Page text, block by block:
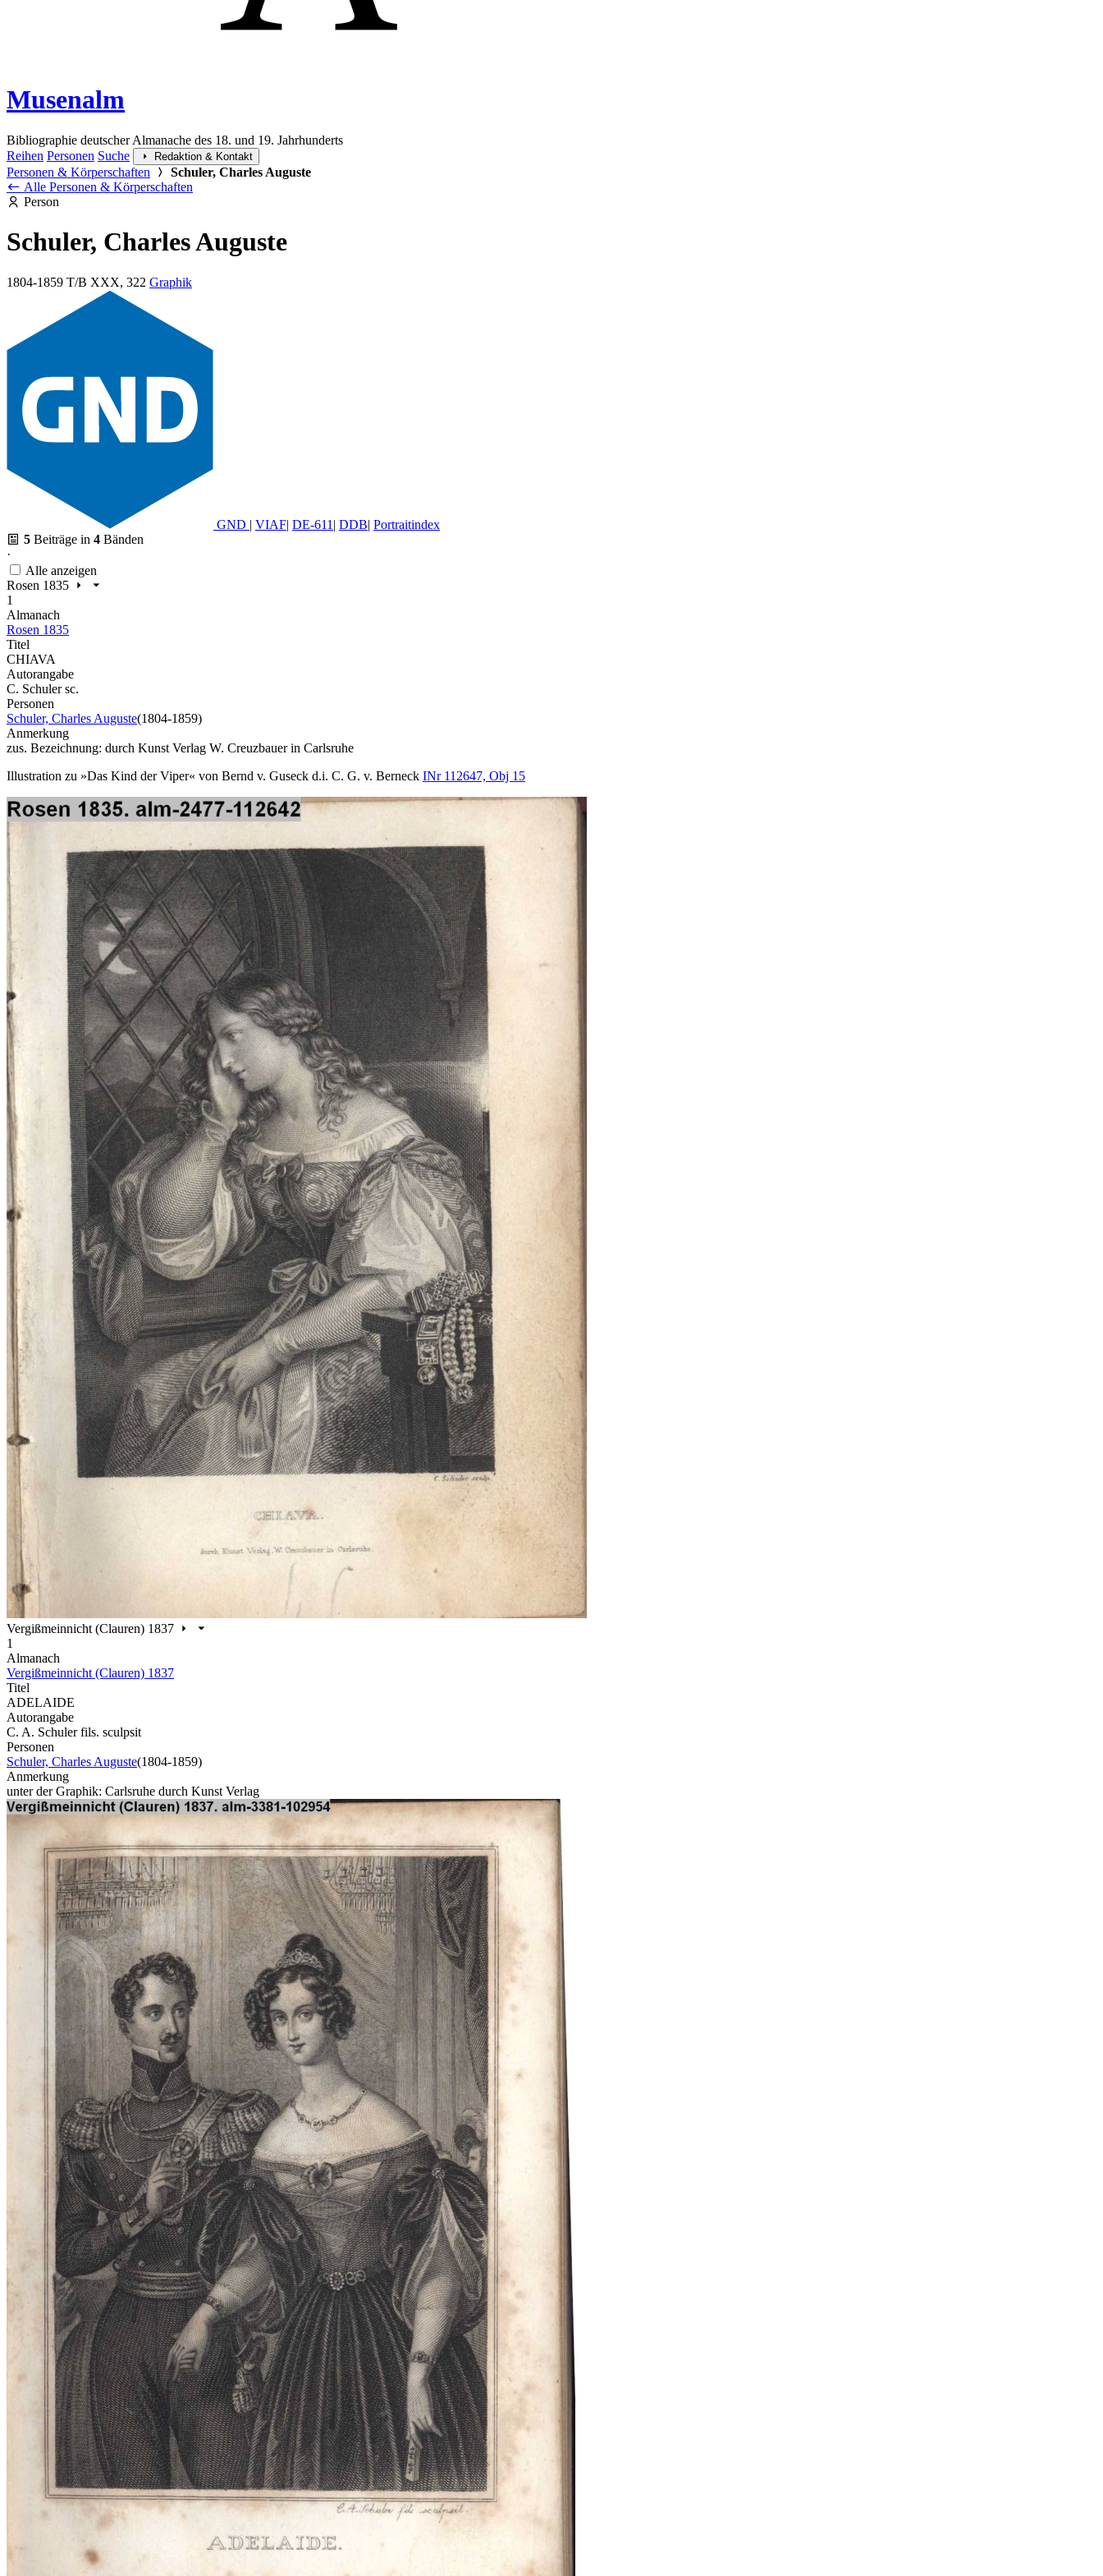
Musenalm
Bibliographie deutscher Almanache des 18. und 19. Jahrhunderts
Reihen Personen Suche Redaktion & Kontakt
Personen & Körperschaften
Schuler, Charles Auguste
Alle Personen & Körperschaften
Person
Schuler, Charles Auguste
1804-1859 T/B XXX, 322 Graphik
GND | VIAF| DE-611 | DDB| Portraitindex
5 Beiträge in 4 Bänden
·
Alle anzeigen
Rosen 1835
1
Almanach
Rosen 1835
Titel
CHIAVA
Autorangabe
C. Schuler sc.
Personen
Schuler, Charles Auguste(1804-1859)
Anmerkung
zus. Bezeichnung: durch Kunst Verlag W. Creuzbauer in Carlsruhe
Illustration zu »Das Kind der Viper« von Bernd v. Guseck d.i. C. G. v. Berneck INr 112647, Obj 15
Vergißmeinnicht (Clauren) 1837
1
Almanach
Vergißmeinnicht (Clauren) 1837
Titel
ADELAIDE
Autorangabe
C. A. Schuler fils. sculpsit
Personen
Schuler, Charles Auguste(1804-1859)
Anmerkung
unter der Graphik: Carlsruhe durch Kunst Verlag